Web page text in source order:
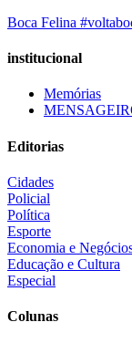
Boca Felina
institucional
Memórias
Editorias
Cidades
Policial
Política
Esporte
Economia e
Educação e Cultura
Especial
Colunas